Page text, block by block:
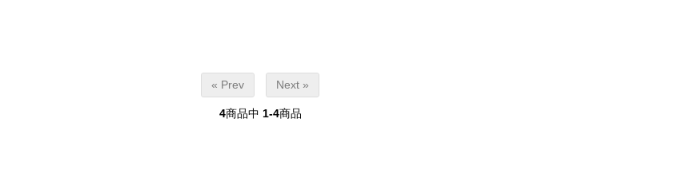
« Prev Next »
4商品中 1-4商品